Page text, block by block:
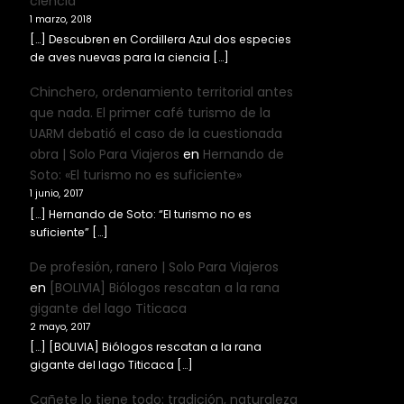
1 marzo, 2018
[…] Descubren en Cordillera Azul dos especies
de aves nuevas para la ciencia […]
Chinchero, ordenamiento territorial antes
que nada. El primer café turismo de la
UARM debatió el caso de la cuestionada
obra | Solo Para Viajeros en Hernando de
Soto: «El turismo no es suficiente»
1 junio, 2017
[…] Hernando de Soto: “El turismo no es
suficiente” […]
De profesión, ranero | Solo Para Viajeros
en [BOLIVIA] Biólogos rescatan a la rana
gigante del lago Titicaca
2 mayo, 2017
[…] [BOLIVIA] Biólogos rescatan a la rana
gigante del lago Titicaca […]
Cañete lo tiene todo: tradición, naturaleza